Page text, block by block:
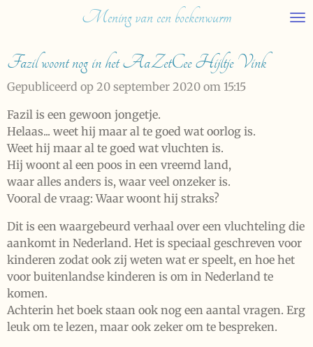
de
hoofdinhoud
Mening van een boekenwurm
Fazil woont nog in het AaZetCee Hijltje Vink
Gepubliceerd op 20 september 2020 om 15:15
Fazil is een gewoon jongetje.
Helaas... weet hij maar al te goed wat oorlog is.
Weet hij maar al te goed wat vluchten is.
Hij woont al een poos in een vreemd land,
waar alles anders is, waar veel onzeker is.
Vooral de vraag: Waar woont hij straks?
Dit is een waargebeurd verhaal over een vluchteling die
aankomt in Nederland. Het is speciaal geschreven voor
kinderen zodat ook zij weten wat er speelt, en hoe het
voor buitenlandse kinderen is om in Nederland te
komen.
Achterin het boek staan ook nog een aantal vragen. Erg
leuk om te lezen, maar ook zeker om te bespreken.